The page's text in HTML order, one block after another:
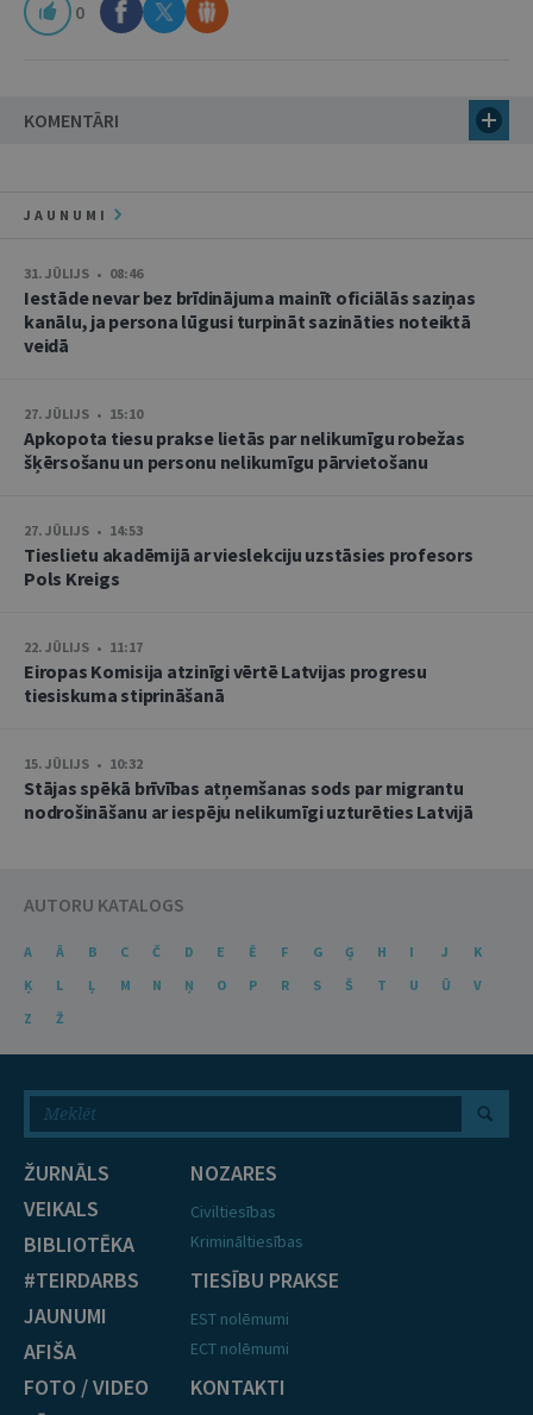
0
KOMENTĀRI
JAUNUMI
31. JŪLIJS • 08:46
Iestāde nevar bez brīdinājuma mainīt oficiālās saziņas
kanālu, ja persona lūgusi turpināt sazināties noteiktā
veidā
27. JŪLIJS • 15:10
Apkopota tiesu prakse lietās par nelikumīgu robežas
šķērsošanu un personu nelikumīgu pārvietošanu
27. JŪLIJS • 14:53
Tieslietu akadēmijā ar vieslekciju uzstāsies profesors
Pols Kreigs
22. JŪLIJS • 11:17
Eiropas Komisija atzinīgi vērtē Latvijas progresu
tiesiskuma stiprināšanā
15. JŪLIJS • 10:32
Stājas spēkā brīvības atņemšanas sods par migrantu
nodrošināšanu ar iespēju nelikumīgi uzturēties Latvijā
AUTORU KATALOGS
A Ā B C Č D E Ē F G Ģ H I J
K
Ķ
L Ļ M N Ņ O P R S Š T U Ū
V
Z
Ž
ŽURNĀLS
VEIKALS
BIBLIOTĒKA
#TEIRDARBS
JAUNUMI
AFIŠA
FOTO / VIDEO
NOZARES
Civiltiesības
Krimināltiesības
TIESĪBU PRAKSE
EST nolēmumi
ECT nolēmumi
KONTAKTI